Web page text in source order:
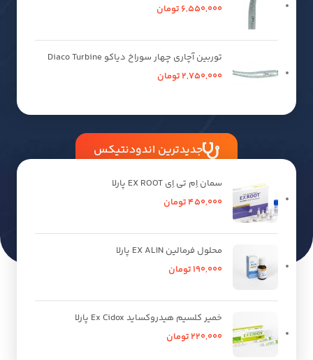
6,550,000 تومان
توربین آچاری چهار سوراخ دیاکو Diaco Turbine
2,750,000تومان
جدیدترین اندودنتیکس
سمان اِم تی اِی EX ROOT پارلا
450,000تومان
محلول فرمالین EX ALIN پارلا
190,000تومان
خمیر کلسیم هیدروکساید Ex Cidox پارلا
220,000تومان